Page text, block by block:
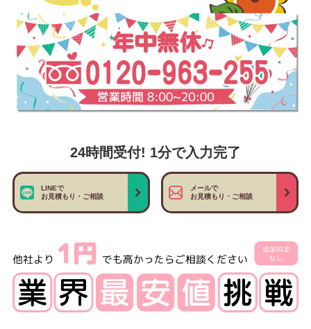
24時間受付! 1分で入力完了
LINEで
お見積もり・ご相談
メールで
お見積もり・ご相談